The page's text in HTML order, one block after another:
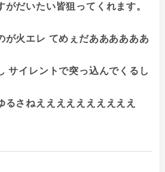
がだいたい皆狙ってくれます。
が火エレ てめぇだああああああ
サイレントで突っ込んでくるし
るさねええええええええええ